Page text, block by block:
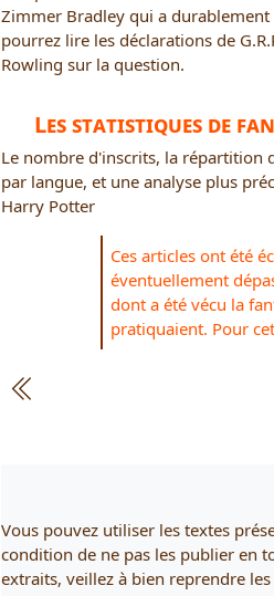
Zimmer Bradley qui a
pourrez lire les déclarations de
Rowling sur la question.
Les statistiques de
Le nombre d'inscrits, la répartition
par langue, et une analyse plus
Harry Potter
Ces articles ont été
éventuellement
dont a été vécu la
pratiquaient. Pour
Vous pouvez utiliser les textes
condition de ne pas les publier en
extraits, veillez à bien reprendre